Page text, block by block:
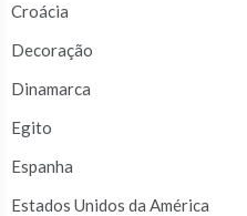
Croácia
Decoração
Dinamarca
Egito
Espanha
Estados Unidos da América